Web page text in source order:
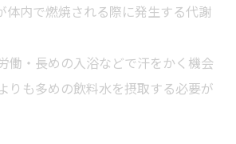
体内で燃焼される際に発生する代謝
働・長めの入浴などで汗をかく機会
りも多めの飲料水を摂取する必要が